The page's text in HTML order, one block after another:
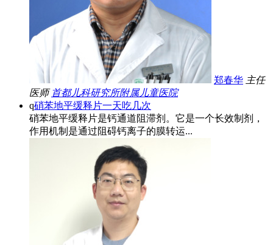
郑春华 主任
医师 首都儿科研究所附属儿童医院
q硝苯地平缓释片一天吃几次
硝苯地平缓释片是钙通道阻滞剂。它是一个长效制剂，
作用机制是通过阻碍钙离子的膜转运...